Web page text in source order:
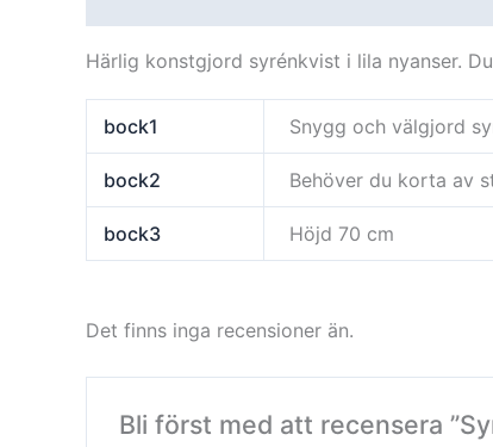
Härlig konstgjord syrénkvist i lila nyanser.
bock1 Snygg och välgjord
bock2 Behöver du korta av
bock3 Höjd 70 cm
Det finns inga recensioner än.
Bli först med att recensera